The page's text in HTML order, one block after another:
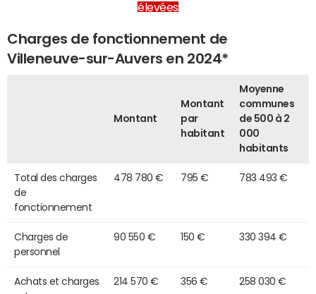
élevées
Charges de fonctionnement de
Villeneuve-sur-Auvers en 2024*
Montant
Montant
par
habitant
Moyenne
communes
de 500 à 2
000
habitants
Total des charges
de
fonctionnement
478 780 € 795 € 783 493 €
Charges de
personnel
90 550 € 150 € 330 394 €
Achats et charges
214 570 € 356 € 258 030 €